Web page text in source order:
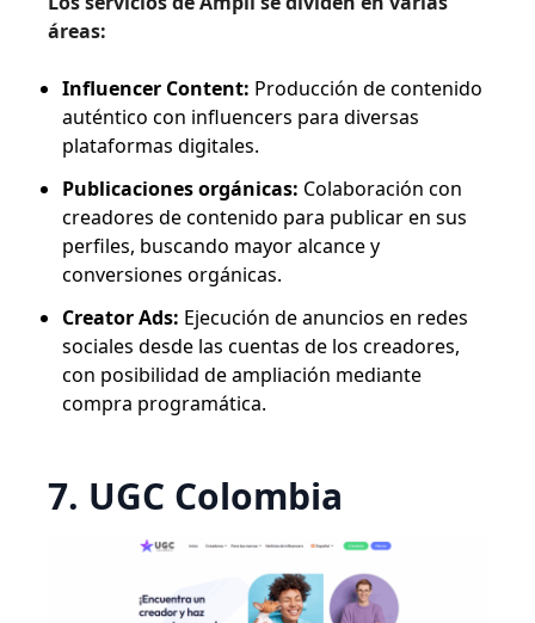
áreas:
Influencer Content: Producción de contenido
auténtico con influencers para diversas
plataformas digitales.
Publicaciones orgánicas: Colaboración con
creadores de contenido para publicar en sus
perfiles, buscando mayor alcance y
conversiones orgánicas.
Creator Ads: Ejecución de anuncios en redes
sociales desde las cuentas de los creadores,
con posibilidad de ampliación mediante
compra programática.
7. UGC Colombia